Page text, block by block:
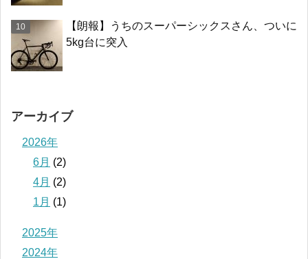
【朗報】うちのスーパーシックスさん、ついに
5kg台に突入
アーカイブ
2026年
6月 (2)
4月 (2)
1月 (1)
2025年
2024年